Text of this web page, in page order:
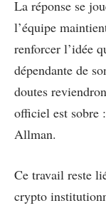
La réponse se
l’équipe
renforcer l’idée
dépendante de
doutes
officiel est sobre
Allman.
Ce travail reste
crypto